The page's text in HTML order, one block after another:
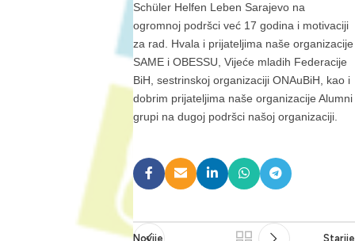
Schüler Helfen Leben Sarajevo na
ogromnoj podršci već 17 godina i motivaciji
za rad. Hvala i prijateljima naše organizacije
SAME i OBESSU, Vijeće mladih Federacije
BiH, sestrinskoj organizaciji ONAuBiH, kao i
dobrim prijateljima naše organizacije Alumni
grupi na dugoj podršci našoj organizaciji.
Novije Starije